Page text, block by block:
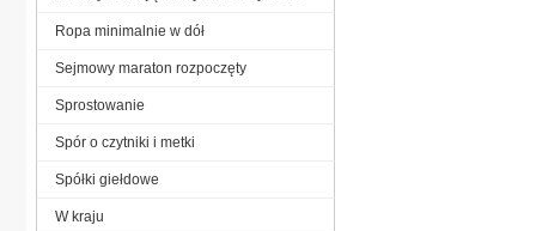
Ropa minimalnie w dół
Sejmowy maraton rozpoczęty
Sprostowanie
Spór o czytniki i metki
Spółki giełdowe
W kraju